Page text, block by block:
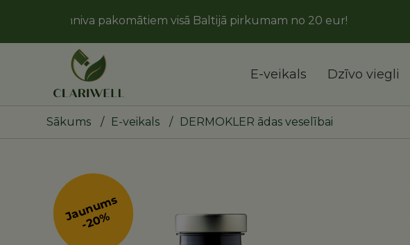
pakomātiem visā Baltijā pirkumam no 20 eur!
E-veikals Dzīvo viegli
Sākums / E-veikals / DERMOKLER ādas veselībai
Jaunums
-20%